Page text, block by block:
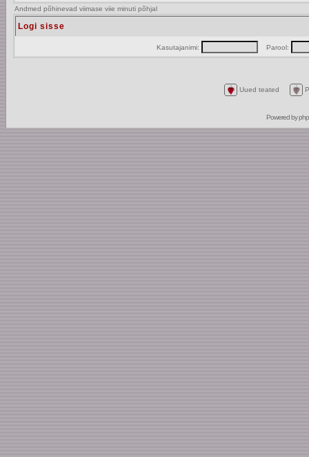
Andmed põhinevad viimase viie minuti põhjal
Logi sisse
Kasutajanimi: Parool:
Uued teated
Powered by